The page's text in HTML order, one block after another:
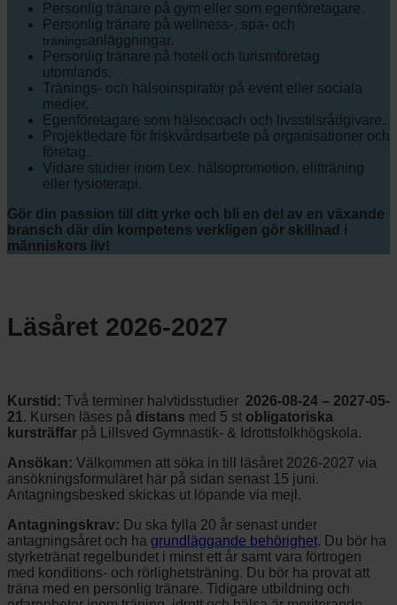
Personlig tränare på gym eller som egenföretagare.
Personlig tränare på wellness-, spa- och
träningsanläggningar.
Personlig tränare på hotell och turismföretag
utomlands.
Tränings- och hälsoinspiratör på event eller sociala
medier.
Egenföretagare som hälsocoach och livsstilsrådgivare.
Projektledare för friskvårdsarbete på organisationer och
företag.
Vidare studier inom t.ex. hälsopromotion, elitträning
eller fysioterapi.
Gör din passion till ditt yrke och bli en del av en växande
bransch där din kompetens verkligen gör skillnad i
människors liv!
Läsåret 2026-2027
Kurstid: Två terminer halvtidsstudier 2026-08-24 – 2027-05-
21. Kursen läses på distans med 5 st obligatoriska
kursträffar på Lillsved Gymnastik- & Idrottsfolkhögskola.
Ansökan: Välkommen att söka in till läsåret 2026-2027 via
ansökningsformuläret här på sidan senast 15 juni.
Antagningsbesked skickas ut löpande via mejl.
Antagningskrav: Du ska fylla 20 år senast under
antagningsåret och ha grundläggande behörighet. Du bör ha
styrketränat regelbundet i minst ett år samt vara förtrogen
med konditions- och rörlighetsträning. Du bör ha provat att
träna med en personlig tränare. Tidigare utbildning och